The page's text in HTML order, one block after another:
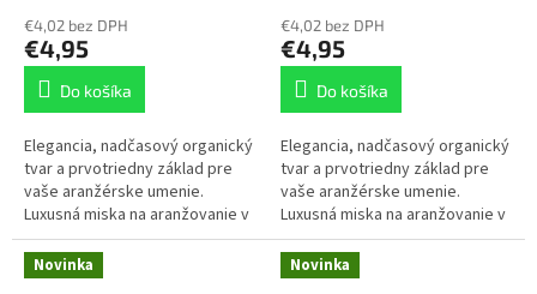
€4,02 bez DPH
€4,95
Do košíka
Elegancia, nadčasový organický
tvar a prvotriedny základ pre
vaše aranžérske umenie.
Luxusná miska na aranžovanie v
tvare slzy je ideálnou voľbou
pre všetkých floristov aj...
€4,02 bez DPH
€4,95
Do košíka
Elegancia, nadčasový organický
tvar a prvotriedny základ pre
vaše aranžérske umenie.
Luxusná miska na aranžovanie v
tvare slzy je ideálnou voľbou
pre všetkých floristov aj...
Novinka Novinka